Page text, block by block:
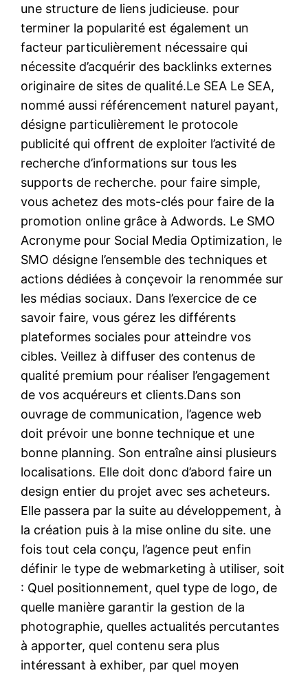
une structure de liens judicieuse. pour
terminer la popularité est également un
facteur particulièrement nécessaire qui
nécessite d’acquérir des backlinks externes
originaire de sites de qualité.Le SEA Le SEA,
nommé aussi référencement naturel payant,
désigne particulièrement le protocole
publicité qui offrent de exploiter l’activité de
recherche d’informations sur tous les
supports de recherche. pour faire simple,
vous achetez des mots-clés pour faire de la
promotion online grâce à Adwords. Le SMO
Acronyme pour Social Media Optimization, le
SMO désigne l’ensemble des techniques et
actions dédiées à conçevoir la renommée sur
les médias sociaux. Dans l’exercice de ce
savoir faire, vous gérez les différents
plateformes sociales pour atteindre vos
cibles. Veillez à diffuser des contenus de
qualité premium pour réaliser l’engagement
de vos acquéreurs et clients.Dans son
ouvrage de communication, l’agence web
doit prévoir une bonne technique et une
bonne planning. Son entraîne ainsi plusieurs
localisations. Elle doit donc d’abord faire un
design entier du projet avec ses acheteurs.
Elle passera par la suite au développement, à
la création puis à la mise online du site. une
fois tout cela conçu, l’agence peut enfin
définir le type de webmarketing à utiliser, soit
: Quel positionnement, quel type de logo, de
quelle manière garantir la gestion de la
photographie, quelles actualités percutantes
à apporter, quel contenu sera plus
intéressant à exhiber, par quel moyen